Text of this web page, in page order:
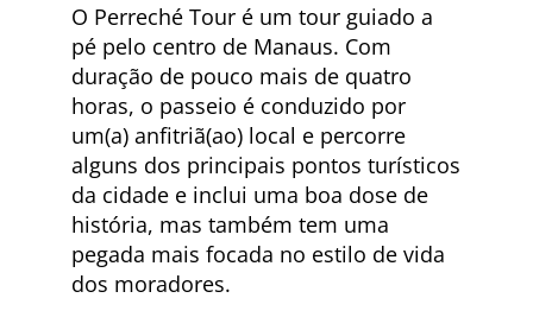
O Perreché Tour é um tour guiado a
pé pelo centro de Manaus. Com
duração de pouco mais de quatro
horas, o passeio é conduzido por
um(a) anfitriã(ao) local e percorre
alguns dos principais pontos turísticos
da cidade e inclui uma boa dose de
história, mas também tem uma
pegada mais focada no estilo de vida
dos moradores.